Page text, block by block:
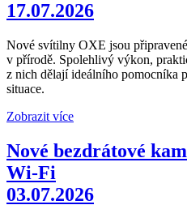
17.07.2026
Nové svítilny OXE jsou
v přírodě. Spolehlivý výkon,
z nich dělají ideálního pomocníka
situace.
Zobrazit více
Nové bezdrátové
Wi-Fi
03.07.2026